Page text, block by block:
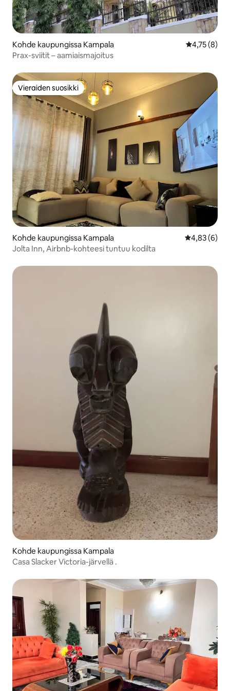
Kohde kaupungissa Kampala
4,75 (8)
Prax-sviitit – aamiaismajoitus
Vieraiden suosikki
Vieraiden suosikki
Kohde kaupungissa Kampala
4,83 (6)
Jolta Inn, Airbnb-kohteesi tuntuu kodilta
Kohde kaupungissa Kampala
Casa Slacker Victoria-järvellä .